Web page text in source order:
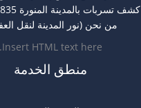
كشف تسربات بالمدينة المنورة 0504545835
من نحن (نور المدينة لنقل
Insert HTML text here.
منطق الخدمة